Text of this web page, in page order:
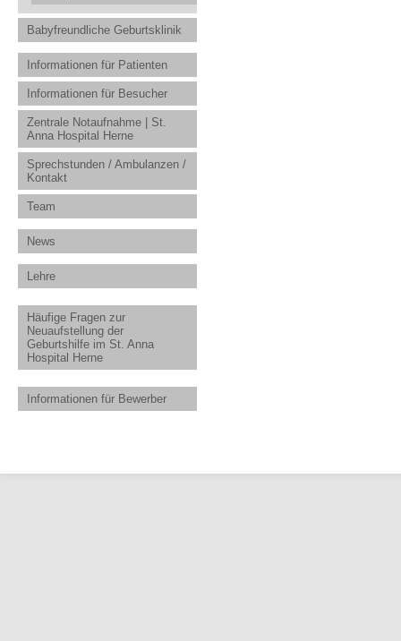
Babyfreundliche Geburtsklinik
Informationen für Patienten
Informationen für Besucher
Zentrale Notaufnahme | St.
Anna Hospital Herne
Sprechstunden / Ambulanzen /
Kontakt
Team
News
Lehre
Häufige Fragen zur
Neuaufstellung der
Geburtshilfe im St. Anna
Hospital Herne
Informationen für Bewerber